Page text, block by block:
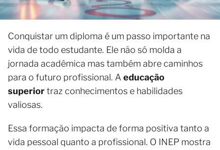
Conquistar um diploma é um passo importante na
vida de todo estudante. Ele não só molda a
jornada acadêmica mas também abre caminhos
para o futuro profissional. A educação
superiortraz conhecimentos e habilidades
valiosas.
Essa formação impacta de forma positiva tanto a
vida pessoal quanto a profissional. O INEP mostra